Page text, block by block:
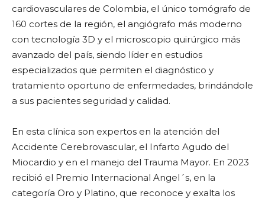
cardiovasculares de Colombia, el único tomógrafo de
160 cortes de la región, el angiógrafo más moderno
con tecnología 3D y el microscopio quirúrgico más
avanzado del país, siendo líder en estudios
especializados que permiten el diagnóstico y
tratamiento oportuno de enfermedades, brindándole
a sus pacientes seguridad y calidad.
En esta clínica son expertos en la atención del
Accidente Cerebrovascular, el Infarto Agudo del
Miocardio y en el manejo del Trauma Mayor. En 2023
recibió el Premio Internacional Angel´s, en la
categoría Oro y Platino, que reconoce y exalta los